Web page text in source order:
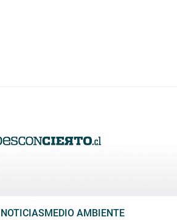
MEDIO AMBIENTE